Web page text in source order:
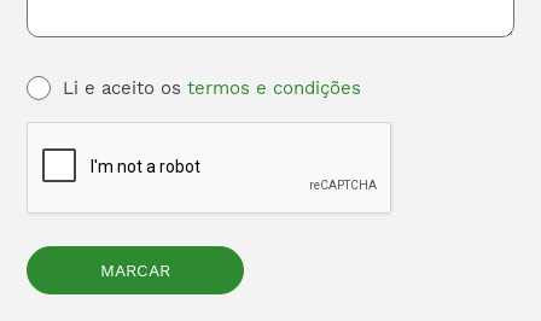
Li e aceito ostermos e condições